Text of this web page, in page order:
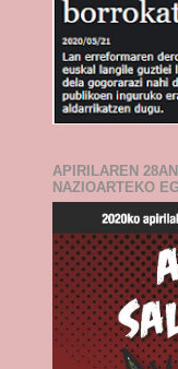
APIRILAREN
NAZIOARTEKO